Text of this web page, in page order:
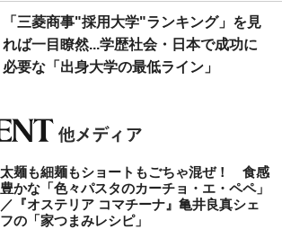
「三菱商事"採用大学"ランキング」を見
れば一目瞭然...学歴社会・日本で成功に
必要な「出身大学の最低ライン」
太麺も細麺もショートもごちゃ混ぜ！ 食感
豊かな「色々パスタのカーチョ・エ・ペペ」
／『オステリア コマチーナ』亀井良真シェ
フの「家つまみレシピ」